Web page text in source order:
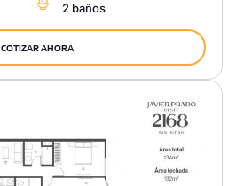
2 baños
COTIZAR AHORA